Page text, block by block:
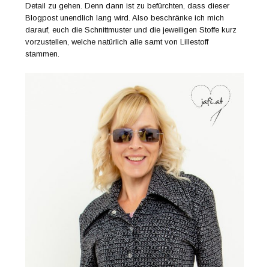
Detail zu gehen. Denn dann ist zu befürchten, dass dieser
Blogpost unendlich lang wird. Also beschränke ich mich
darauf, euch die Schnittmuster und die jeweiligen Stoffe kurz
vorzustellen, welche natürlich alle samt von Lillestoff
stammen.